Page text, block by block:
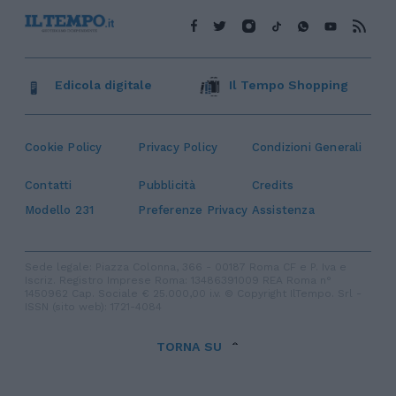
Cookie Policy Privacy Policy Condizioni Generali
Contatti Pubblicità
Credits
Modello 231
Preferenze Privacy Assistenza
Edicola digitale Il Tempo Shopping
TORNA SU